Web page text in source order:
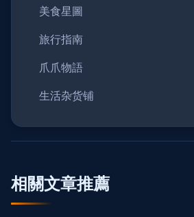
美食星圖
旅行指南
爪爪物語
生活杂货铺
相關文章推薦